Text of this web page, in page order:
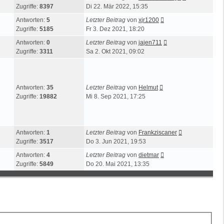
Zugriffe: 8397
Di 22. Mär 2022, 15:35
Antworten: 5
Zugriffe: 5185
Letzter Beitrag von xjr1200
Fr 3. Dez 2021, 18:20
Antworten: 0
Zugriffe: 3311
Letzter Beitrag von jajen711
Sa 2. Okt 2021, 09:02
Antworten: 35
Zugriffe: 19882
Letzter Beitrag von Helmut
Mi 8. Sep 2021, 17:25
Antworten: 1
Zugriffe: 3517
Letzter Beitrag von Frankziscaner
Do 3. Jun 2021, 19:53
Antworten: 4
Zugriffe: 5849
Letzter Beitrag von dietmar
Do 20. Mai 2021, 13:35